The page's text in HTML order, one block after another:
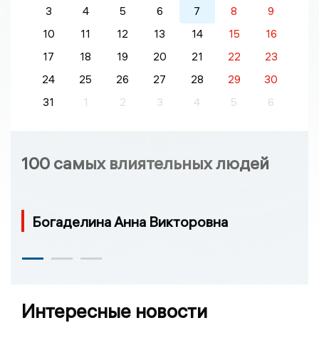
3
4 5 6 7 8
9
10
11 12 13 14 15
16
17
18 19 20 21 22
23
24
25 26 27 28 29
30
31
1 2 3 4 5 6
100 самых влиятельных людей
Богаделина Анна Викторовна
Интересные новости